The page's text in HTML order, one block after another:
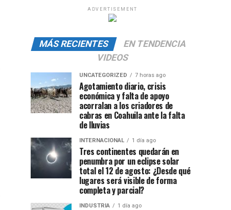
ADVERTISEMENT
MÁS RECIENTES
EN TENDENCIA
VIDEOS
UNCATEGORIZED 7 horas ago
Agotamiento diario, crisis
económica y falta de apoyo
acorralan a los criadores de
cabras en Coahuila ante la falta
de lluvias
INTERNACIONAL 1 día ago
Tres continentes quedarán en
penumbra por un eclipse solar
total el 12 de agosto: ¿Desde qué
lugares será visible de forma
completa y parcial?
INDUSTRIA 1 día ago